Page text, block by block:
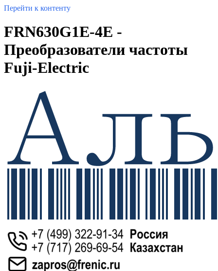
Перейти к контенту
FRN630G1E-4E -
Преобразователи частоты
Fuji-Electric